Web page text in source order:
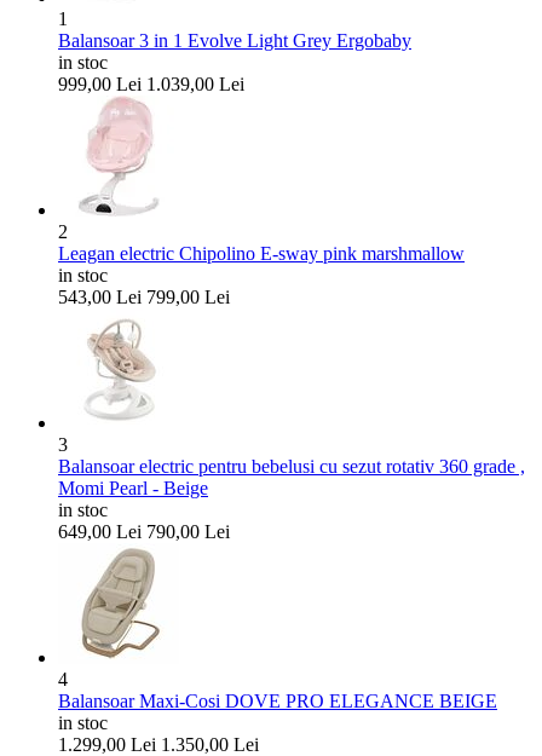
1
Balansoar 3 in 1 Evolve Light Grey Ergobaby
in stoc
999,00 Lei 1.039,00 Lei
2
Leagan electric Chipolino E-sway pink marshmallow
in stoc
543,00 Lei 799,00 Lei
3
Balansoar electric pentru bebelusi cu sezut rotativ 360 grade ,
Momi Pearl - Beige
in stoc
649,00 Lei 790,00 Lei
4
Balansoar Maxi-Cosi DOVE PRO ELEGANCE BEIGE
in stoc
1.299,00 Lei 1.350,00 Lei